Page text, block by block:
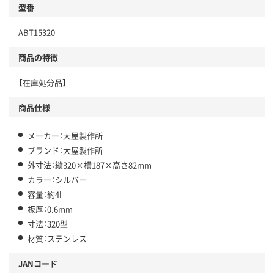
型番
ABT15320
商品の特徴
【在庫処分品】
商品仕様
メーカー：大屋製作所
ブランド：大屋製作所
外寸法：縦320×横187×高さ82mm
カラー：シルバー
容量：約4l
板厚：0.6mm
寸法：320型
材質：ステンレス
JANコード